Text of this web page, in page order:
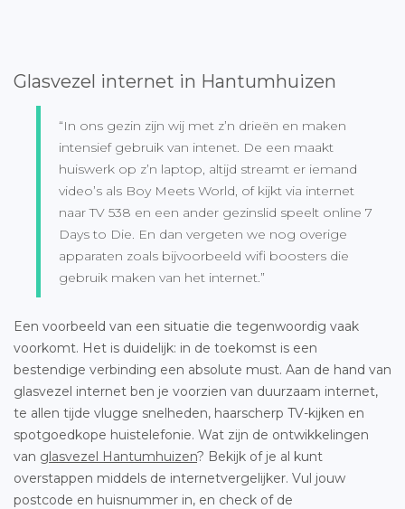
Glasvezel internet in Hantumhuizen
“In ons gezin zijn wij met z’n drieën en maken
intensief gebruik van intenet. De een maakt
huiswerk op z’n laptop, altijd streamt er iemand
video’s als Boy Meets World, of kijkt via internet
naar TV 538 en een ander gezinslid speelt online 7
Days to Die. En dan vergeten we nog overige
apparaten zoals bijvoorbeeld wifi boosters die
gebruik maken van het internet.”
Een voorbeeld van een situatie die tegenwoordig vaak
voorkomt. Het is duidelijk: in de toekomst is een
bestendige verbinding een absolute must. Aan de hand van
glasvezel internet ben je voorzien van duurzaam internet,
te allen tijde vlugge snelheden, haarscherp TV-kijken en
spotgoedkope huistelefonie. Wat zijn de ontwikkelingen
van glasvezel Hantumhuizen? Bekijk of je al kunt
overstappen middels de internetvergelijker. Vul jouw
postcode en huisnummer in, en check of de